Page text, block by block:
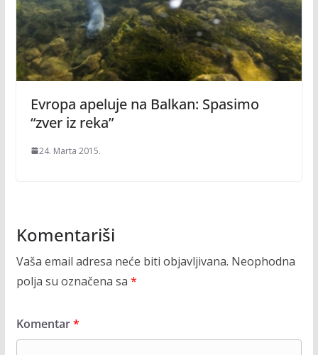
Evropa apeluje na Balkan: Spasimo
“zver iz reka”
24. Marta 2015.
Komentariši
Vaša email adresa neće biti objavljivana. Neophodna
polja su označena sa *
Komentar*